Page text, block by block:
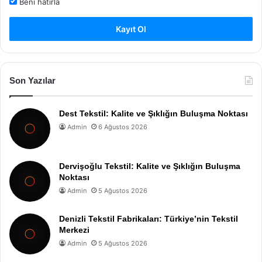
Kayıt Ol
Son Yazılar
Dest Tekstil: Kalite ve Şıklığın Buluşma Noktası
Admin 6 Ağustos 2026
Dervişoğlu Tekstil: Kalite ve Şıklığın Buluşma
Noktası
Admin 5 Ağustos 2026
Denizli Tekstil Fabrikaları: Türkiye’nin Tekstil
Merkezi
Admin 5 Ağustos 2026